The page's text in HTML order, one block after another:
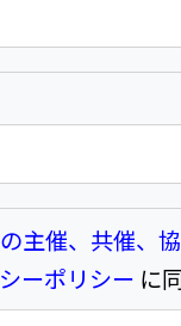
主催、共催、
ーポリシー に